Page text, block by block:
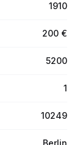
1910
200 €
5200
1
10249
Berlin